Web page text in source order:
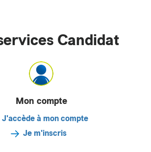
Candidat
Mon compte
J'accède à mon compte
Je m'inscris